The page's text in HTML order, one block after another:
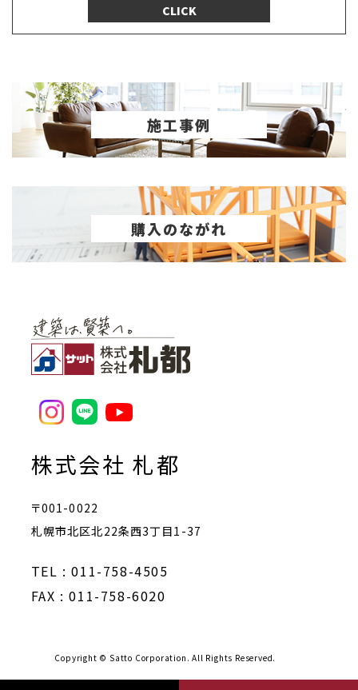
CLICK
施工事例
購入のながれ
株式会社 札都
〒001-0022
札幌市北区北22条西3丁目1-37
TEL : 011-758-4505
FAX : 011-758-6020
Copyright © Satto Corporation. All Rights Reserved.